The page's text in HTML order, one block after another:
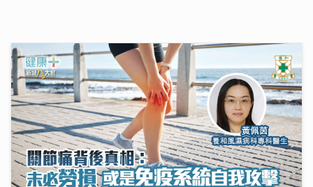
關節痛背後真相：可能不是勞損 而是免疫系統在攻擊自
己｜養和風濕病科專科黃佩茵醫生
16/07/2026